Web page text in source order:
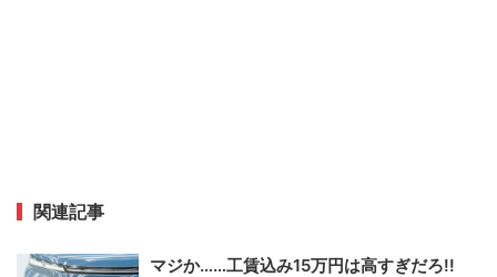
関連記事
マジか……工賃込み15万円は高すぎだろ!!